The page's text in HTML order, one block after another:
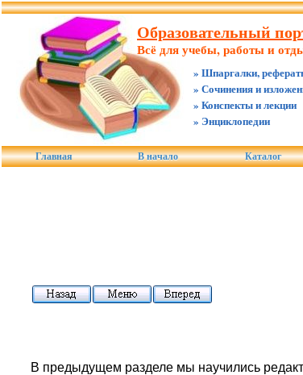
Образовательный
Всё для учебы, работы и
» Шпаргалки,
» Сочинения и
» Конспекты и лекции
» Энциклопедии
Главная В начало Каталог
В предыдущем разделе мы научились